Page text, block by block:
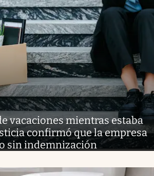
vacaciones mientras estaba
confirmó que la empresa
sin indemnización